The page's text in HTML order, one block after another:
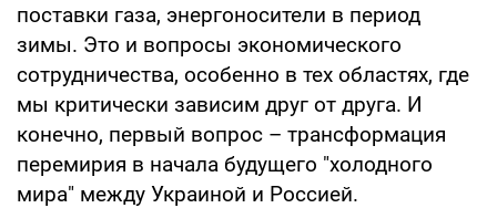
поставки газа, энергоносители в период
зимы. Это и вопросы экономического
сотрудничества, особенно в тех областях, где
мы критически зависим друг от друга. И
конечно, первый вопрос – трансформация
перемирия в начала будущего "холодного
мира" между Украиной и Россией.